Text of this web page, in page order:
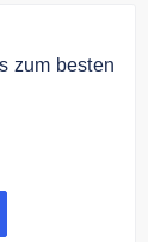
zum besten
zum besten